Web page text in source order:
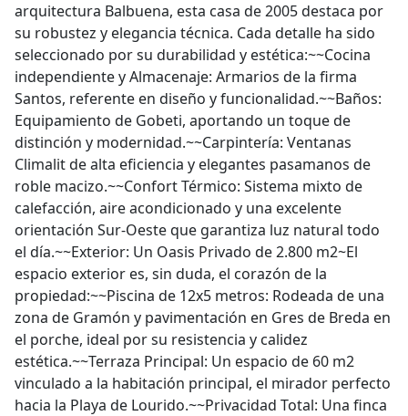
arquitectura Balbuena, esta casa de 2005 destaca por
su robustez y elegancia técnica. Cada detalle ha sido
seleccionado por su durabilidad y estética:~~Cocina
independiente y Almacenaje: Armarios de la firma
Santos, referente en diseño y funcionalidad.~~Baños:
Equipamiento de Gobeti, aportando un toque de
distinción y modernidad.~~Carpintería: Ventanas
Climalit de alta eficiencia y elegantes pasamanos de
roble macizo.~~Confort Térmico: Sistema mixto de
calefacción, aire acondicionado y una excelente
orientación Sur-Oeste que garantiza luz natural todo
el día.~~Exterior: Un Oasis Privado de 2.800 m2~El
espacio exterior es, sin duda, el corazón de la
propiedad:~~Piscina de 12x5 metros: Rodeada de una
zona de Gramón y pavimentación en Gres de Breda en
el porche, ideal por su resistencia y calidez
estética.~~Terraza Principal: Un espacio de 60 m2
vinculado a la habitación principal, el mirador perfecto
hacia la Playa de Lourido.~~Privacidad Total: Una finca